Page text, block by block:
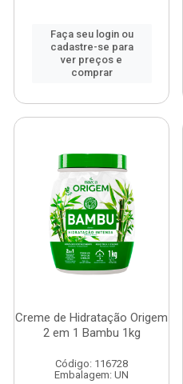
Faça seu login ou
cadastre-se para
ver preços e
comprar
Creme de Hidratação Origem
2 em 1 Bambu 1kg
Código: 116728
Embalagem: UN